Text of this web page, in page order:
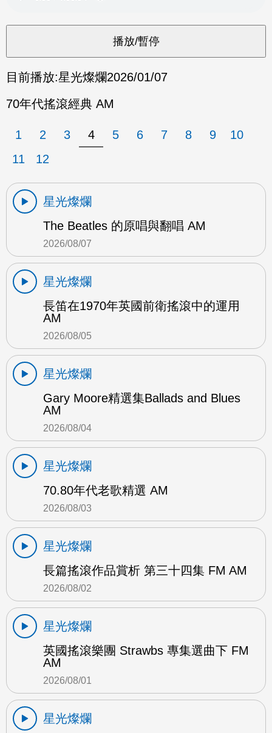
目前播放:星光燦爛2026/01/07
70年代搖滾經典 AM
1 2 3 4 5 6 7 8 9
10
11
12
星光燦爛
The Beatles 的原唱與翻唱 AM
2026/08/07
星光燦爛
長笛在1970年英國前衛搖滾中的運用
AM
2026/08/05
星光燦爛
Gary Moore精選集Ballads and Blues
AM
2026/08/04
星光燦爛
70.80年代老歌精選 AM
2026/08/03
星光燦爛
長篇搖滾作品賞析 第三十四集 FM AM
2026/08/02
星光燦爛
英國搖滾樂團 Strawbs 專集選曲下 FM
AM
2026/08/01
星光燦爛